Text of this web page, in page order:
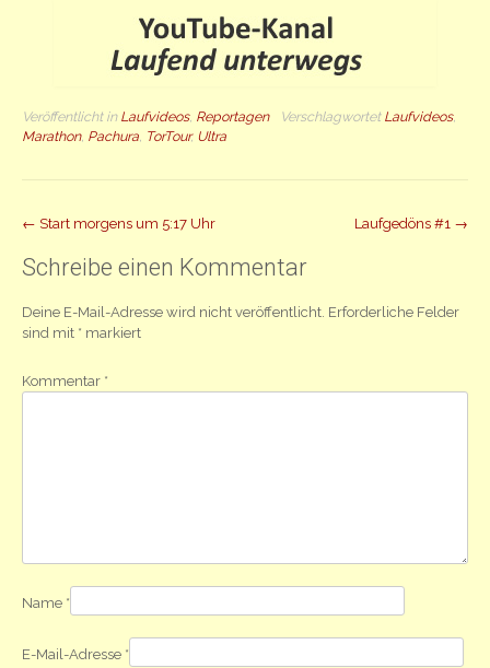
Veröffentlicht in Laufvideos, Reportagen Verschlagwortet Laufvideos,
Marathon, Pachura, TorTour, Ultra
Beitrag
Navigation
← Start morgens um 5:17 Uhr Laufgedöns #1 →
Schreibe einen Kommentar
Deine E-Mail-Adresse wird nicht veröffentlicht. Erforderliche Felder
sind mit * markiert
Kommentar *
Name *
E-Mail-Adresse *